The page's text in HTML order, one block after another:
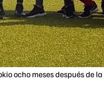
ocho meses después de